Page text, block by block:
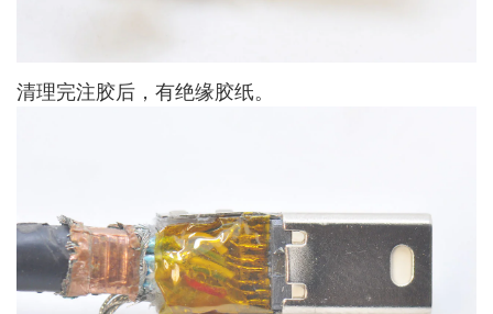
清理完注胶后，有绝缘胶纸。